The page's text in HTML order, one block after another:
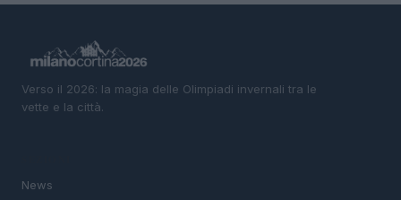
Verso il 2026: la magia delle Olimpiadi invernali tra le
vette e la città.
News